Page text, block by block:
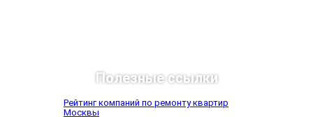
Полезные ссылки
Рейтинг компаний по ремонту квартир
Москвы